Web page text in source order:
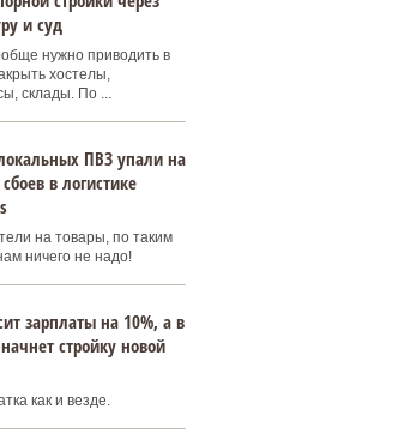
и суд
нужно приводить в
хостелы,
склады. По ...
ПВЗ упали на
в логистике
на товары, по таким
ничего не надо!
зарплаты на 10%, а в
стройку новой
как и везде.